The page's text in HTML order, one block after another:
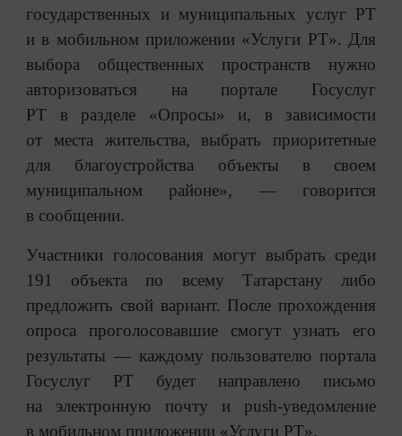
государственных и муниципальных услуг РТ
и в мобильном приложении «Услуги РТ». Для
выбора общественных пространств нужно
авторизоваться на портале Госуслуг
РТ в разделе «Опросы» и, в зависимости
от места жительства, выбрать приоритетные
для благоустройства объекты в своем
муниципальном районе», — говорится
в сообщении.
Участники голосования могут выбрать среди
191 объекта по всему Татарстану либо
предложить свой вариант. После прохождения
опроса проголосовавшие смогут узнать его
результаты — каждому пользователю портала
Госуслуг РТ будет направлено письмо
на электронную почту и push-уведомление
в мобильном приложении «Услуги РТ».